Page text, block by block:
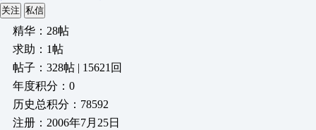
关注 私信
精华：28帖
求助：1帖
帖子：328帖 | 15621回
年度积分：0
历史总积分：78592
注册：2006年7月25日